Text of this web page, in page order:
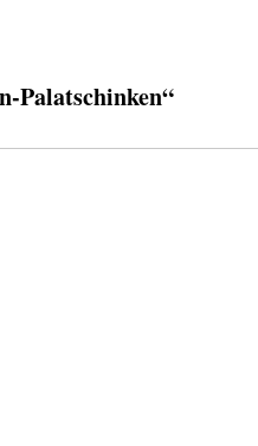
Palatschinken“